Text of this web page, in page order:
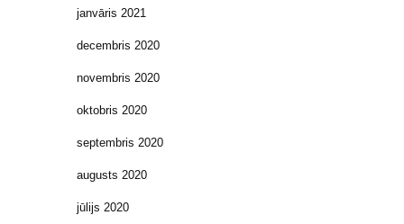
janvāris 2021
decembris 2020
novembris 2020
oktobris 2020
septembris 2020
augusts 2020
jūlijs 2020